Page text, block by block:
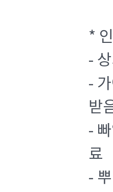
*
-
-
받
-
료
-